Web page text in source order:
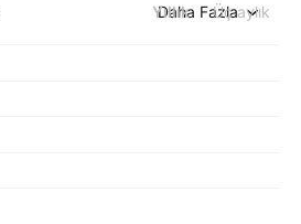
Yıllık Üç aylık
Daha Fazla